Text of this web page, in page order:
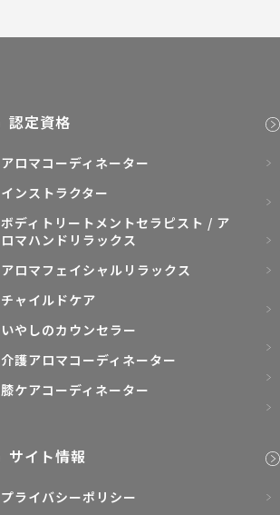
認定資格
アロマコーディネーター
インストラクター
ボディトリートメントセラピスト / ア
ロマハンドリラックス
アロマフェイシャルリラックス
チャイルドケア
いやしのカウンセラー
介護アロマコーディネーター
膝ケアコーディネーター
サイト情報
プライバシーポリシー